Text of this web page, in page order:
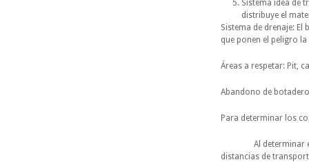
Sistema idea de
distribuye el
Sistema de drenaje:
que ponen el peligro
Áreas a respetar: Pit,
Abandono de
Para determinar los
Al determinar el
distancias de